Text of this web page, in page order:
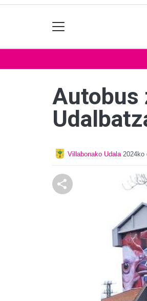
Autobus
Villabonako Udala 2024ko